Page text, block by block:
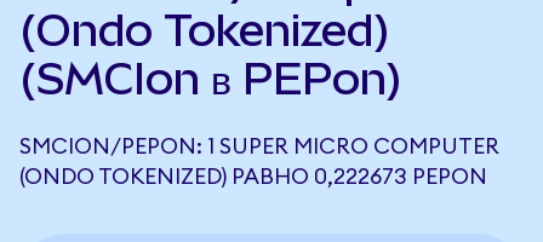
(Ondo Tokenized)
(SMCIon в PEPon)
SMCION/PEPON: 1 SUPER MICRO COMPUTER
(ONDO TOKENIZED) РАВНО 0,222673 PEPON